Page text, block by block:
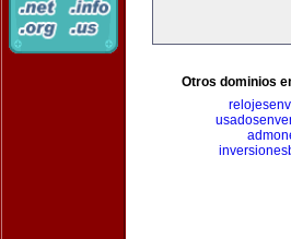
Otros dominios